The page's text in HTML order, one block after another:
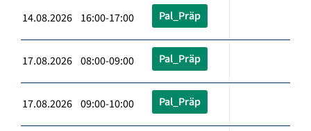
14.08.2026 16:00-17:00 Pal_Präp
17.08.2026 08:00-09:00 Pal_Präp
17.08.2026 09:00-10:00 Pal_Präp